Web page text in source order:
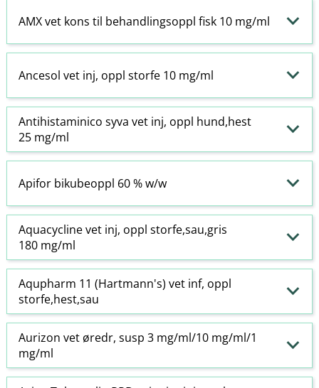
AMX vet kons til behandlingsoppl fisk 10 mg/ml
Ancesol vet inj, oppl storfe 10 mg/ml
Antihistaminico syva vet inj, oppl hund,hest
25 mg/ml
Apifor bikubeoppl 60 % w​/​w
Aquacycline vet inj, oppl storfe,sau,gris
180 mg/ml
Aqupharm 11 (Hartmann's) vet inf, oppl
storfe,hest,sau
Aurizon vet øredr, susp 3 mg/ml/10 mg/ml/1
mg/ml